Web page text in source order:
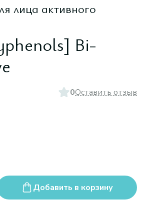
лица активного
Bi-
0Оставить отзыв
Добавить в корзину